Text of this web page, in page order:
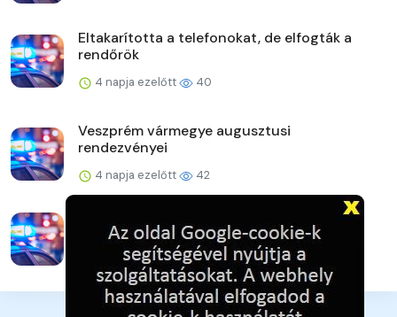
Eltakarította a telefonokat, de elfogták a
rendőrök
4 napja ezelőtt 40
Veszprém vármegye augusztusi
rendezvényei
4 napja ezelőtt 42
Karcagi mérleg
4 napja ezelőtt 37